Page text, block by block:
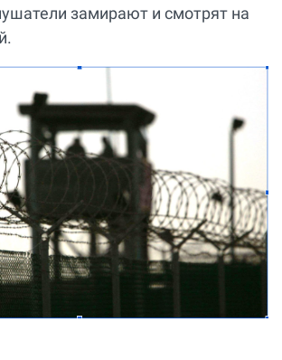
замирают и смотрят на